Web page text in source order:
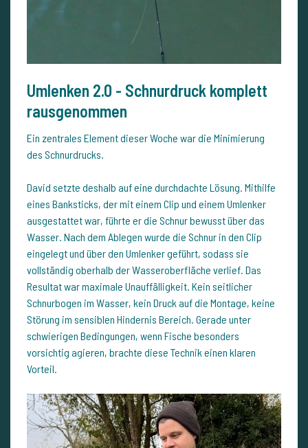
Umlenken 2.0 - Schnurdruck komplett
rausgenommen
Ein zentrales Element dieser Woche war die Minimierung
des Schnurdrucks.
David setzte deshalb auf eine durchdachte Lösung. Mithilfe
eines Banksticks, der mit einem Clip und einem Umlenker
ausgestattet war, führte er die Schnur bewusst über das
Wasser. Nach dem Ablegen wurde die Schnur in den Clip
eingelegt und über den Umlenker geführt, sodass sie
vollständig oberhalb der Wasseroberfläche verlief. Das
Resultat war maximale Unauffälligkeit. Kein seitlicher
Schnurbogen im Wasser, kein Druck auf die Montage, keine
Störung im sensiblen Hindernis Bereich. Gerade unter
schwierigen Bedingungen, wenn Fische besonders
vorsichtig agieren, brachte diese Technik einen klaren
Vorteil.